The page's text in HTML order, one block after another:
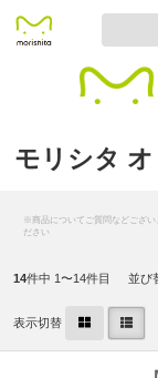
モリシタ
14件中 1〜14件目 並び
表示切替